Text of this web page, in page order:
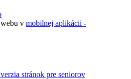
v mobilnej aplikácii -
stránok pre seniorov